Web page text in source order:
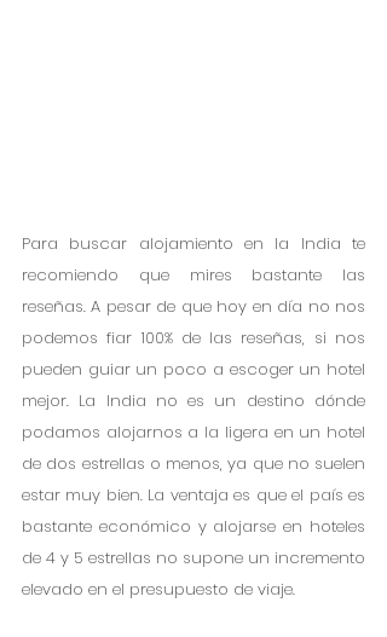
Para buscar alojamiento en la India te
recomiendo que mires bastante las
reseñas. A pesar de que hoy en día no nos
podemos fiar 100% de las reseñas, si nos
pueden guiar un poco a escoger un hotel
mejor. La India no es un destino dónde
podamos alojarnos a la ligera en un hotel
de dos estrellas o menos, ya que no suelen
estar muy bien. La ventaja es que el país es
bastante económico y alojarse en hoteles
de 4 y 5 estrellas no supone un incremento
elevado en el presupuesto de viaje.